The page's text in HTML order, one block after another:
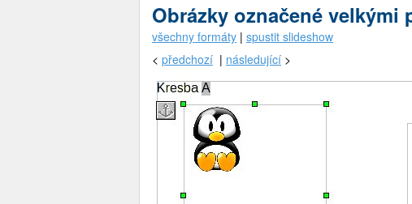
Obrázky označené velkými
všechny formáty | spustit slideshow
< předchozí | následující >